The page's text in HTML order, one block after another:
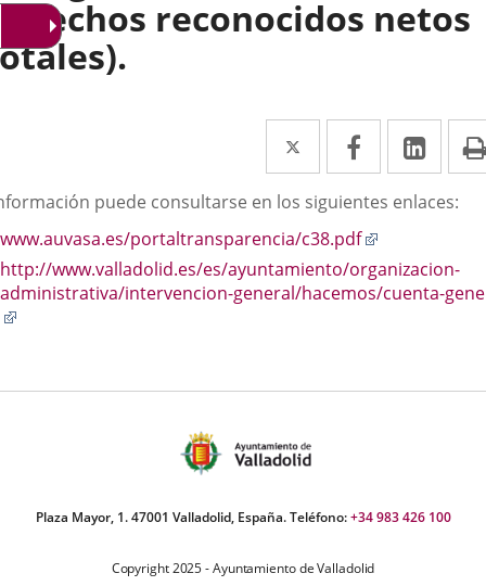
reconocidos netos
Twitter
Enlace
a
una
aplicación
externa.
Facebook
Enlace
a
una
aplicación
externa.
a
una
puede consultarse en los siguientes enlaces:
www.auvasa.es/portaltransparencia/c38.pdf
a
una
aplicación
http://www.valladolid.es/es/ayuntamiento/organizacion-
administrativa/intervencion-general/hacemos/cuenta-
aplicación
Plaza Mayor, 1. 47001 Valladolid, España. Teléfono:+34 983 426 100
Copyright 2025 - Ayuntamiento de Valladolid